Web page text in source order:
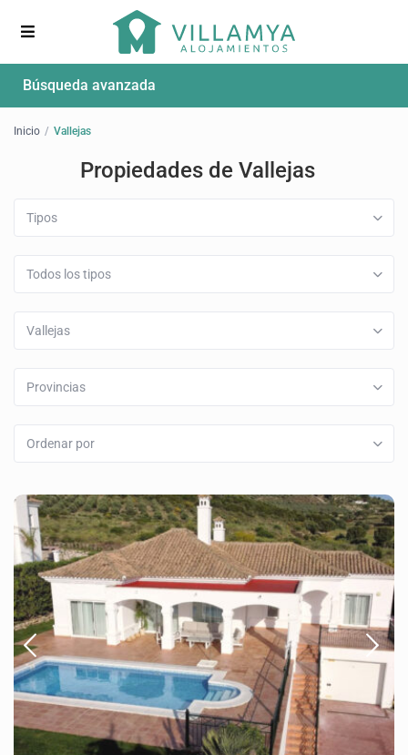
Búsqueda avanzada
Inicio Vallejas
Propiedades de Vallejas
Tipos
Todos los tipos
Vallejas
Provincias
Ordenar por